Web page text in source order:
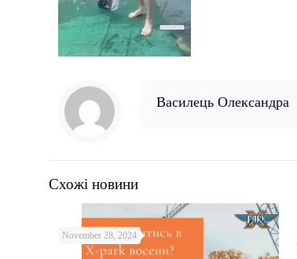
Василець Олександра
Схожі новини
November 28, 2024